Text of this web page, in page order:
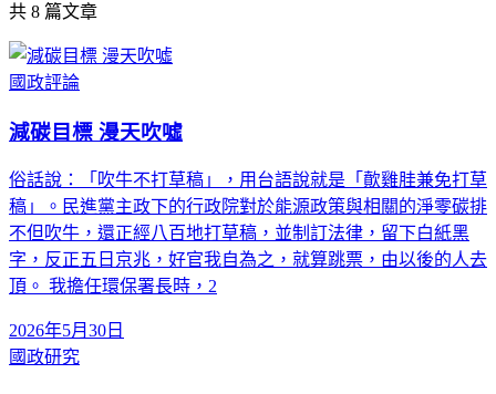
共 8 篇文章
國政評論
減碳目標 漫天吹噓
俗話說：「吹牛不打草稿」，用台語說就是「歕雞胿兼免打草
稿」。民進黨主政下的行政院對於能源政策與相關的淨零碳排
不但吹牛，還正經八百地打草稿，並制訂法律，留下白紙黑
字，反正五日京兆，好官我自為之，就算跳票，由以後的人去
頂。 我擔任環保署長時，2
2026年5月30日
國政研究